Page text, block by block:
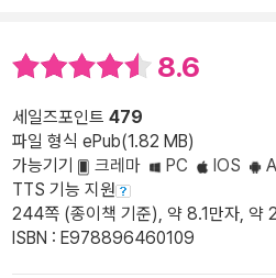
8.6
세일즈포인트 479
파일 형식 ePub(1.82 MB)
가능기기
크레마 PC IOS
TTS 기능 지원
244쪽 (종이책 기준), 약 8.1만자, 약
ISBN : E978896460109